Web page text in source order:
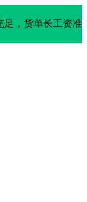
足，货单长工资准